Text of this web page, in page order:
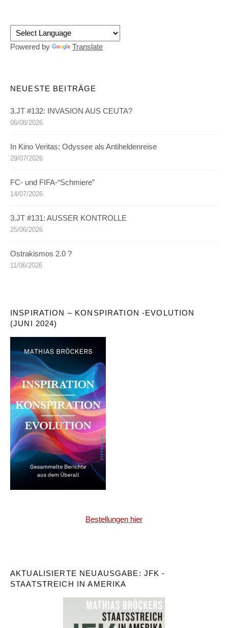
Powered by Translate
NEUESTE BEITRÄGE
3.JT #132: INVASION AUS CEUTA?
06/08/2026
In Kino Veritas: Odyssee als Antiheldenreise
29/07/2026
FC- und FIFA-“Schmiere”
14/07/2026
3.JT #131: AUSSER KONTROLLE
25/06/2026
Ostrakismos 2.0 ?
11/06/2026
INSPIRATION – KONSPIRATION -EVOLUTION
(JUNI 2024)
Bestellungen hier
AKTUALISIERTE NEUAUSGABE: JFK -
STAATSTREICH IN AMERIKA